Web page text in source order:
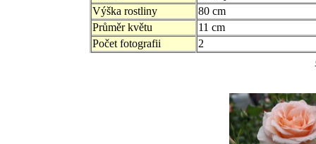
Výška rostliny
80 cm
Průměr květu
11 cm
Počet fotografii
2